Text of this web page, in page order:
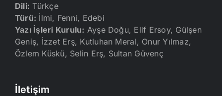
Dili: Türkçe
Türü: İlmi, Fenni, Edebi
Yazı İşleri Kurulu: Ayşe Doğu, Elif Ersoy, Gülşen
Geniş, İzzet Erş, Kutluhan Meral, Onur Yılmaz,
Özlem Küskü, Selin Erş, Sultan Güvenç
İletişim